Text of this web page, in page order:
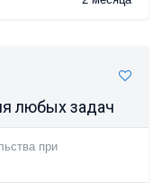
любых задач
при